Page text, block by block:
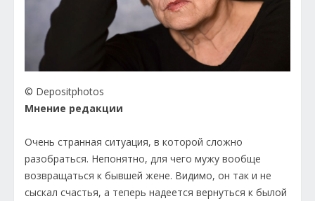
© Depositphotos
Мнение редакции
Очень странная ситуация, в которой сложно
разобраться. Непонятно, для чего мужу вообще
возвращаться к бывшей жене. Видимо, он так и не
сыскал счастья, а теперь надеется вернуться к былой